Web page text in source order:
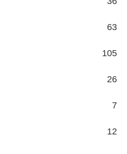
63
105
26
7
12